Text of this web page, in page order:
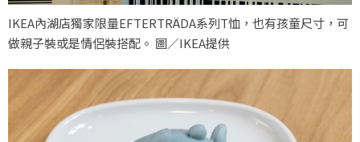
IKEA內湖店獨家限量EFTERTRÄDA系列T恤，也有孩童尺寸，可
做親子裝或是情侶裝搭配。 圖／IKEA提供